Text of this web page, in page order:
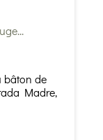
bâton de
Madre,